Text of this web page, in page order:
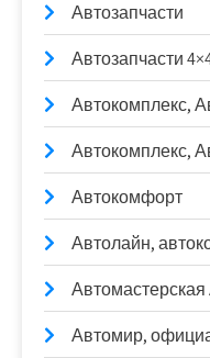
Автозапчасти
Автозапчасти
Автокомплекс,
Автокомплекс,
Автокомфорт
Автолайн,
Автомир,